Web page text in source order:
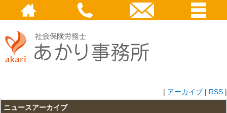
| アーカイブ | RSS |
ニュースアーカイブ